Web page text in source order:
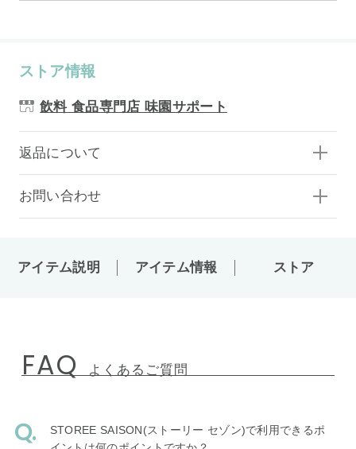
ストア情報
飲料 食品専門店 味園サポート
返品について
お問い合わせ
アイテム説明 アイテム情報 ストア
FAQ よくあるご質問
STOREE SAISON(ストーリー セゾン)で利用できるポ